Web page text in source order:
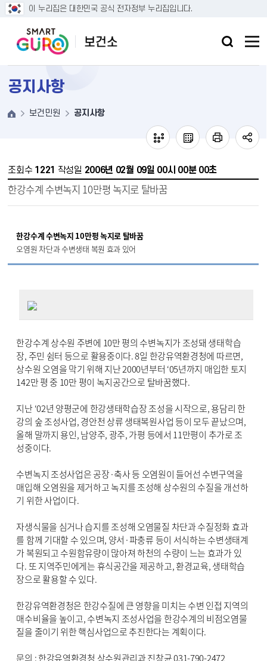
이 누리집은 대한민국 공식 전자정부 누리집입니다.
본문 바로가기
공지사항
보건민원 공지사항
조회수 1221 작성일 2006년 02월 09일 00시 00분 00초
한강수계 수변녹지 10만평 녹지로 탈바꿈
한강수계 수변녹지 10만평 녹지로 탈바꿈
오염원 차단과 수변생태 복원 효과 있어
한강수계 상수원 주변에 10만 평의 수변녹지가 조성돼 생태학습
장, 주민 쉼터 등으로 활용중이다. 8일 한강유역환경청에 따르면,
상수원 오염을 막기 위해 지난 2000년부터 ‘05년까지 매입한 토지
142만 평 중 10만 평이 녹지공간으로 탈바꿈했다.
지난 ‘02년 양평군에 한강생태학습장 조성을 시작으로, 용담리 한
강의 숲 조성사업, 경안천 상류 생태복원사업 등이 모두 끝났으며,
올해 말까지 용인, 남양주, 광주, 가평 등에서 11만평이 추가로 조
성중이다.
수변녹지 조성사업은 공장·축사 등 오염원이 들어선 수변구역을
매입해 오염원을 제거하고 녹지를 조성해 상수원의 수질을 개선하
기 위한 사업이다.
자생식물을 심거나 습지를 조성해 오염물질 차단과 수질정화 효과
를 함께 기대할 수 있으며, 양서·파충류 등이 서식하는 수변생태계
가 복원되고 수원함유량이 많아져 하천의 수량이 느는 효과가 있
다. 또 지역주민에게는 휴식공간을 제공하고, 환경교육, 생태학습
장으로 활용할 수 있다.
한강유역환경청은 한강수질에 큰 영향을 미치는 수변 인접 지역의
매수비율을 높이고, 수변녹지 조성사업을 한강수계의 비점오염물
질을 줄이기 위한 핵심사업으로 추진한다는 계획이다.
문의 : 한강유역환경청 상수원관리과 진창균 031-790-2472